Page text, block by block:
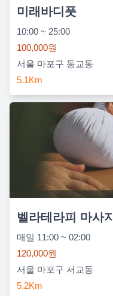
미래바디풋
10:00 ~ 25:00
100,000원
서울 마포구 동교동
5.1Km
벨라테라피 마사지
매일 11:00 ~ 02:00
120,000원
서울 마포구 서교동
5.2Km